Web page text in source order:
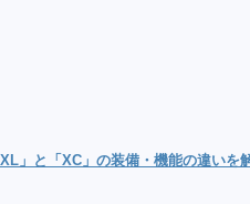
」と「XC」の装備・機能の違いを